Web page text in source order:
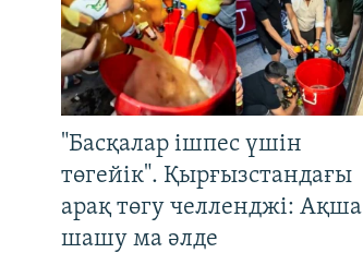
"Басқалар ішпес үшін
төгейік". Қырғызстандағы
арақ төгу челленджі: Ақша
шашу ма әлде